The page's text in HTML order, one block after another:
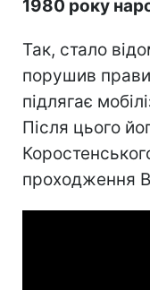
1980 року
Так, стало
порушив
підлягає
Після цього
проходження